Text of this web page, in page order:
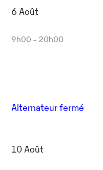
6 Août
9h00 - 20h00
Alternateur fermé
10 Août